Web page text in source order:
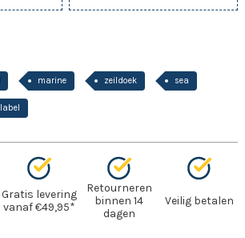
marine zeildoek sea
label
Gratis levering
vanaf €49,95*
Retourneren
binnen 14
dagen
Veilig betalen